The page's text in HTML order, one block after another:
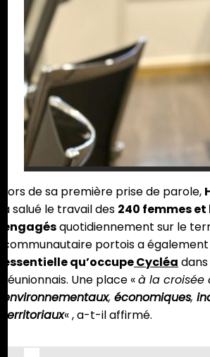
Lors de sa première prise de parole,
a salué le travail des 240 femmes
engagésquotidiennement sur le
communautaire portois a
essentielle qu’occupeCycléa
réunionnais. Une place «à la croisée
environnementaux, économiques,
territoriaux« , a-t-il affirmé.